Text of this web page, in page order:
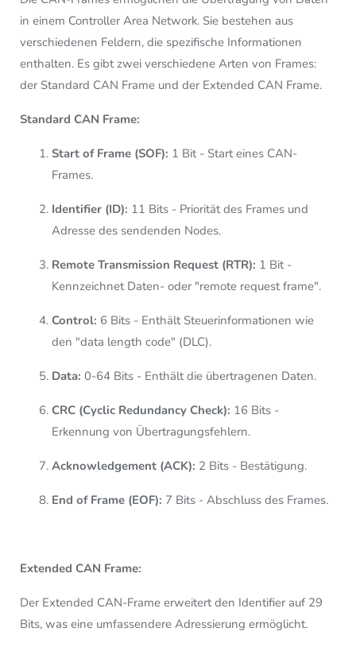
in einem Controller Area Network. Sie bestehen aus
verschiedenen Feldern, die spezifische Informationen
enthalten. Es gibt zwei verschiedene Arten von Frames:
der Standard CAN Frame und der Extended CAN Frame.
Standard CAN Frame:
Start of Frame (SOF): 1 Bit - Start eines CAN-
Frames.
Identifier (ID): 11 Bits - Priorität des Frames und
Adresse des sendenden Nodes.
Remote Transmission Request (RTR): 1 Bit -
Kennzeichnet Daten- oder "remote request frame".
Control: 6 Bits - Enthält Steuerinformationen wie
den "data length code" (DLC).
Data: 0-64 Bits - Enthält die übertragenen Daten.
CRC (Cyclic Redundancy Check): 16 Bits -
Erkennung von Übertragungsfehlern.
Acknowledgement (ACK): 2 Bits - Bestätigung.
End of Frame (EOF): 7 Bits - Abschluss des Frames.
Extended CAN Frame:
Der Extended CAN-Frame erweitert den Identifier auf 29
Bits, was eine umfassendere Adressierung ermöglicht.